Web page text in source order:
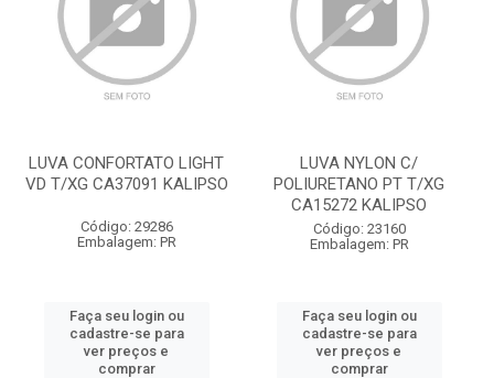
LUVA CONFORTATO LIGHT
VD T/XG CA37091 KALIPSO
Código: 29286
Embalagem: PR
Faça seu login ou
cadastre-se para
ver preços e
comprar
LUVA NYLON C/
POLIURETANO PT T/XG
CA15272 KALIPSO
Código: 23160
Embalagem: PR
Faça seu login ou
cadastre-se para
ver preços e
comprar